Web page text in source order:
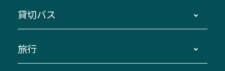
路線バスのご利用方法
三重交通接近情報バスロケーションシステム
ダイヤ改正情報
南紀・VISON～横浜・東京・埼玉
伊賀～名古屋
貸切バス
貸切バスのご利用について
旅行